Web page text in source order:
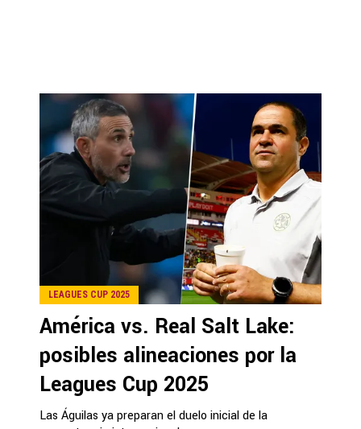
LEAGUES CUP 2025
América vs. Real Salt Lake:
posibles alineaciones por la
Leagues Cup 2025
Las Águilas ya preparan el duelo inicial de la